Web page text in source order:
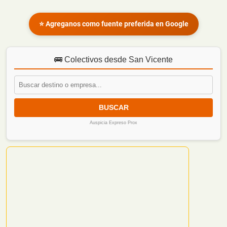
⭐ Agreganos como fuente preferida en Google
🚌 Colectivos desde San Vicente
BUSCAR
Auspicia Expreso Prox